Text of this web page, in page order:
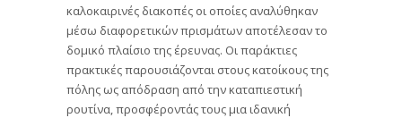
καλοκαιρινές διακοπές οι οποίες αναλύθηκαν
μέσω διαφορετικών πρισμάτων αποτέλεσαν το
δομικό πλαίσιο της έρευνας. Οι παράκτιες
πρακτικές παρουσιάζονται στους κατοίκους της
πόλης ως απόδραση από την καταπιεστική
ρουτίνα, προσφέροντάς τους μια ιδανική